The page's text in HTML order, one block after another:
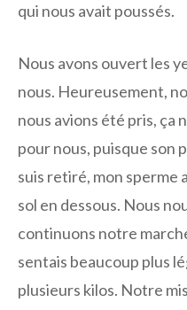
qui nous avait poussés.
Nous avons ouvert les
nous. Heureusement,
nous avions été pris, ça
pour nous, puisque son
suis retiré, mon sperme
sol en dessous. Nous
continuons notre
sentais beaucoup plus
plusieurs kilos. Notre